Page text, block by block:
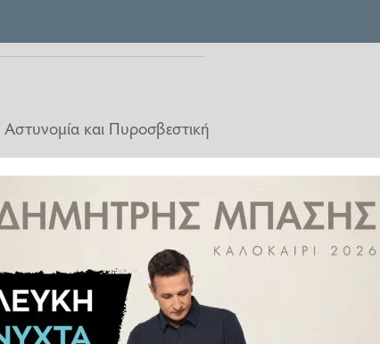
και Πυροσβεστική
Πυροσβεστική Υπηρεσία
Παράγκες.
του Πύργου για την
από το πρωί φαίνεται